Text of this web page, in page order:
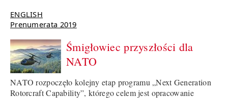
ENGLISH
Prenumerata 2019
Śmigłowiec przyszłości dla
NATO
NATO rozpoczęło kolejny etap programu „Next Generation
Rotorcraft Capability”, którego celem jest opracowanie